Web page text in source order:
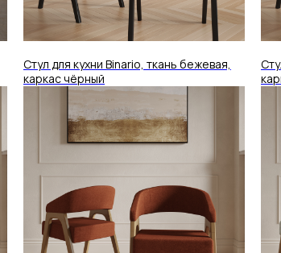
Стул для кухни Binario, ткань бежевая,
каркас чёрный